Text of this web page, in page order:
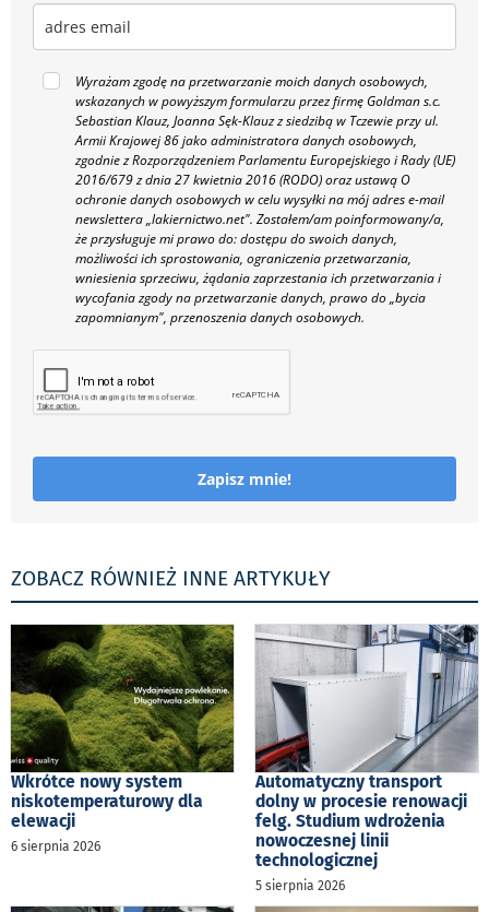
Wyrażam zgodę na przetwarzanie moich danych osobowych,
wskazanych w powyższym formularzu przez firmę Goldman s.c.
Sebastian Klauz, Joanna Sęk-Klauz z siedzibą w Tczewie przy ul.
Armii Krajowej 86 jako administratora danych osobowych,
zgodnie z Rozporządzeniem Parlamentu Europejskiego i Rady (UE)
2016/679 z dnia 27 kwietnia 2016 (RODO) oraz ustawą O
ochronie danych osobowych w celu wysyłki na mój adres e-mail
newslettera „lakiernictwo.net". Zostałem/am poinformowany/a,
że przysługuje mi prawo do: dostępu do swoich danych,
możliwości ich sprostowania, ograniczenia przetwarzania,
wniesienia sprzeciwu, żądania zaprzestania ich przetwarzania i
wycofania zgody na przetwarzanie danych, prawo do „bycia
zapomnianym", przenoszenia danych osobowych.
Zapisz mnie!
ZOBACZ RÓWNIEŻ INNE ARTYKUŁY
Wkrótce nowy system
niskotemperaturowy dla
elewacji
6 sierpnia 2026
Automatyczny transport
dolny w procesie renowacji
felg. Studium wdrożenia
nowoczesnej linii
technologicznej
5 sierpnia 2026